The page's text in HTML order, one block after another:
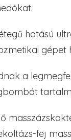
hatású
gépet
a
fej